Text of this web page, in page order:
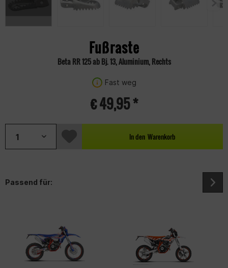
Fußraste
Beta RR 125 ab Bj. 13, Aluminium, Rechts
Fast weg
€ 49,95 *
In den Warenkorb
Passend für: